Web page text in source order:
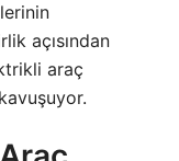
açısından
araç